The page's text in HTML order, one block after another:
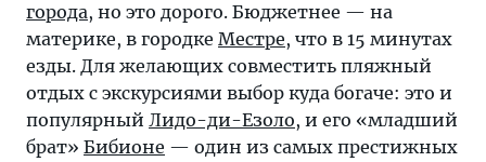
города, но это дорого. Бюджетнее — на
материке, в городке Местре, что в 15 минутах
езды. Для желающих совместить пляжный
отдых с экскурсиями выбор куда богаче: это и
популярный Лидо-ди-Езоло, и его «младший
брат» Бибионе — один из самых престижных